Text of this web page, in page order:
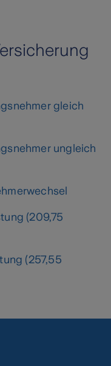
gleich
ungleich
(209,75
(257,55